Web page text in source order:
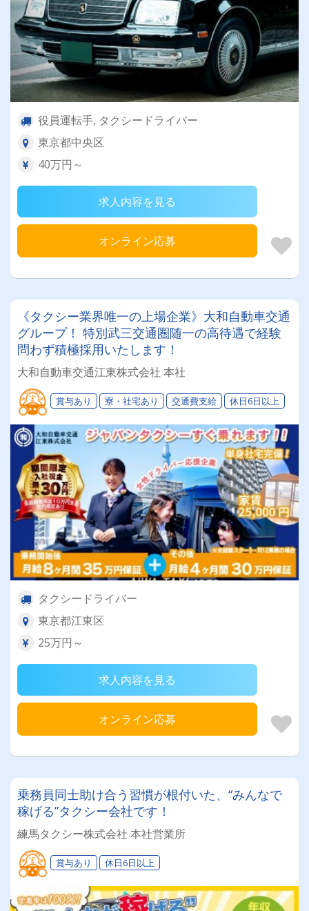
役員運転手, タクシードライバー
東京都中央区
40万円～
求人内容を見る
オンライン応募
《タクシー業界唯一の上場企業》大和自動車交通
グループ！ 特別武三交通圏随一の高待遇で経験
問わず積極採用いたします！
大和自動車交通江東株式会社 本社
賞与あり 寮・社宅あり 交通費支給 休日6日以上
タクシードライバー
東京都江東区
25万円～
求人内容を見る
オンライン応募
乗務員同士助け合う習慣が根付いた、“みんなで
稼げる”タクシー会社です！
練馬タクシー株式会社 本社営業所
賞与あり 休日6日以上